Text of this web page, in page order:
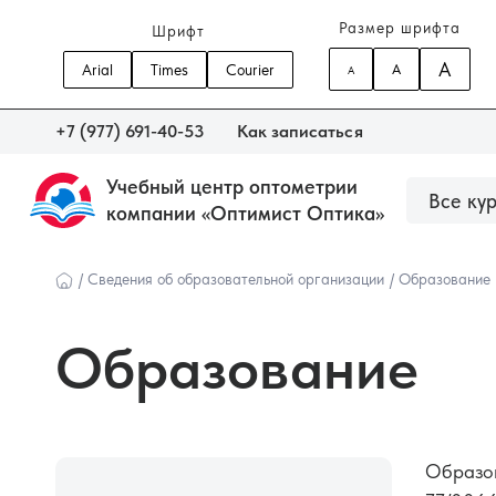
Шрифт
Arial Times Courier
Размер шрифта
A A A
+7 (977) 691-40-53 Как записаться
Учебный центр оптометрии
компании «Оптимист Оптика»
Все
Наши курсы
/ Сведения об образовательной организации / Образование
Образование